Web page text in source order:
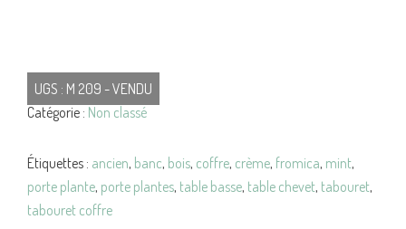
UGS : M 209 - VENDU
Catégorie : Non classé
Étiquettes : ancien, banc, bois, coffre, crème, fromica, mint,
porte plante, porte plantes, table basse, table chevet, tabouret,
tabouret coffre